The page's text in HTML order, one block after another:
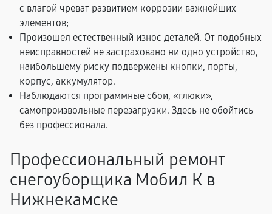
с влагой чреват развитием коррозии важнейших
элементов;
Произошел естественный износ деталей. От подобных
неисправностей не застраховано ни одно устройство,
наибольшему риску подвержены кнопки, порты,
корпус, аккумулятор.
Наблюдаются программные сбои, «глюки»,
самопроизвольные перезагрузки. Здесь не обойтись
без профессионала.
Профессиональный ремонт
снегоуборщика Мобил К в
Нижнекамске